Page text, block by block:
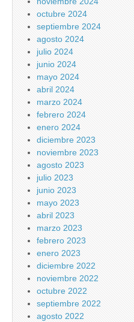
octubre 2024
septiembre 2024
agosto 2024
julio 2024
junio 2024
mayo 2024
abril 2024
marzo 2024
febrero 2024
enero 2024
diciembre 2023
noviembre 2023
agosto 2023
julio 2023
junio 2023
mayo 2023
abril 2023
marzo 2023
febrero 2023
enero 2023
diciembre 2022
noviembre 2022
octubre 2022
septiembre 2022
agosto 2022